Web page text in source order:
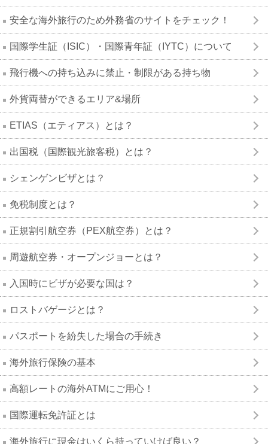
安全な海外旅行のため外務省のサイトをチェック！
国際学生証（ISIC）・国際青年証（IYTC）について
飛行機への持ち込みに禁止・制限がある持ち物
外貨両替ができるエリア&場所
ETIAS（エティアス）とは？
出国税（国際観光旅客税）とは？
シェンゲンビザとは？
免税制度とは？
正規割引航空券（PEX航空券）とは？
周遊航空券・オープンジョーとは？
入国時にビザが必要な国は？
ロストバゲージとは？
パスポートを紛失した場合の手続き
海外旅行保険の基本
高額レートの海外ATMにご用心！
国際運転免許証とは
海外旅行に現金はいくら持っていけば良い？